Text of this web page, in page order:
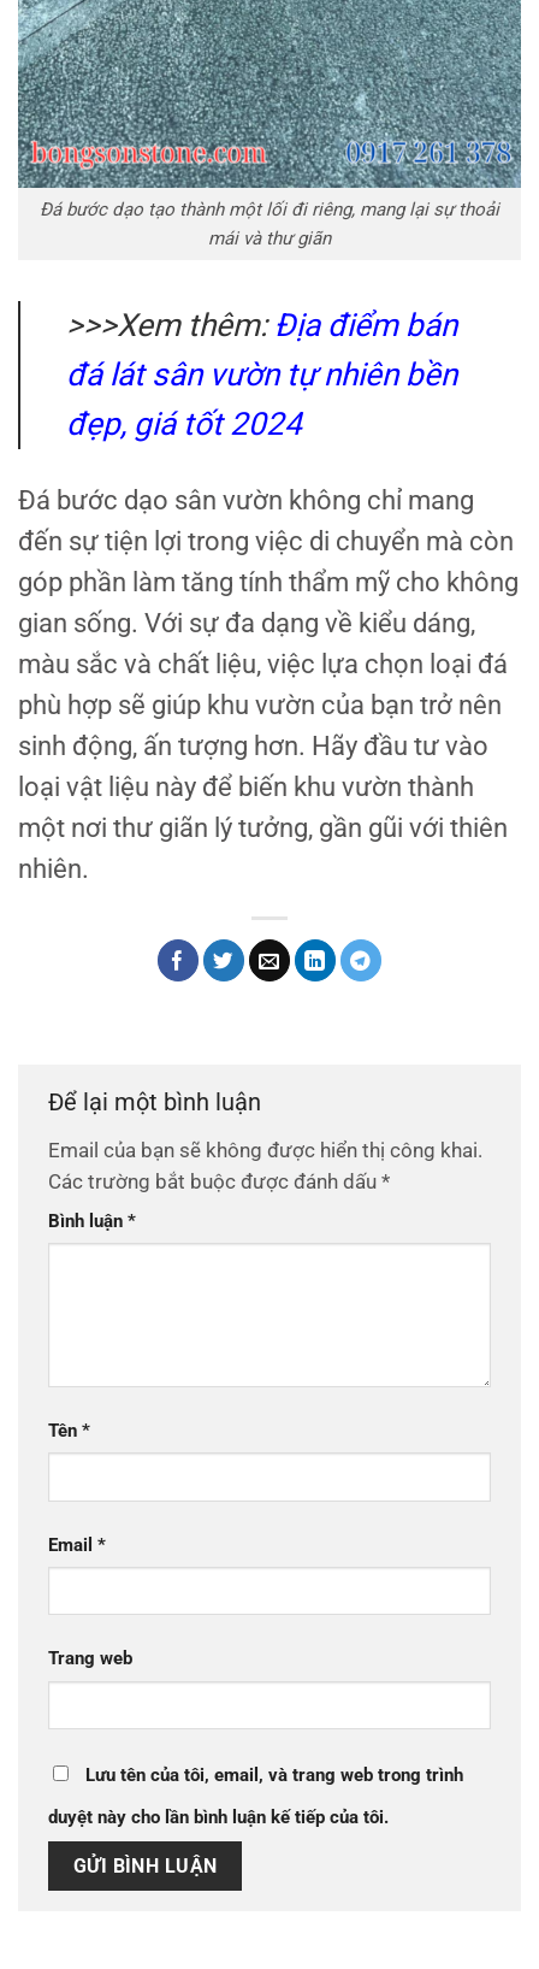
Đá bước dạo tạo thành một lối đi riêng, mang lại sự thoải
mái và thư giãn
>>>Xem thêm: Địa điểm bán
đá lát sân vườn tự nhiên bền
đẹp, giá tốt 2024
Đá bước dạo sân vườn không chỉ mang
đến sự tiện lợi trong việc di chuyển mà còn
góp phần làm tăng tính thẩm mỹ cho không
gian sống. Với sự đa dạng về kiểu dáng,
màu sắc và chất liệu, việc lựa chọn loại đá
phù hợp sẽ giúp khu vườn của bạn trở nên
sinh động, ấn tượng hơn. Hãy đầu tư vào
loại vật liệu này để biến khu vườn thành
một nơi thư giãn lý tưởng, gần gũi với thiên
nhiên.
Để lại một bình luận
Email của bạn sẽ không được hiển thị công khai.
Các trường bắt buộc được đánh dấu *
Bình luận *
Tên *
Email *
Trang web
Lưu tên của tôi, email, và trang web trong trình
duyệt này cho lần bình luận kế tiếp của tôi.